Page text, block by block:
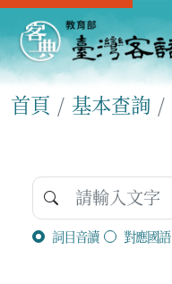
首頁 基本查詢
詞目音讀 對應國語